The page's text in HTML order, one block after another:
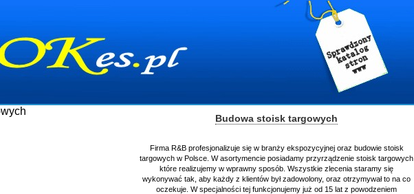
Budowa stoisk targowych
Firma R&B profesjonalizuje się w branży ekspozycyjnej oraz budowie stoisk
targowych w Polsce. W asortymencie posiadamy przyrządzenie stoisk targowych
które realizujemy w wprawny sposób. Wszystkie zlecenia staramy się
wykonywać tak, aby każdy z klientów był zadowolony, oraz otrzymywał to na co
oczekuje. W specjalności tej funkcjonujemy już od 15 lat z powodzeniem